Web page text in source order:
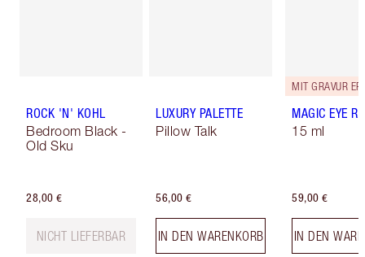
ROCK 'N' KOHL
Bedroom Black -
Old Sku
28,00 €
NICHT LIEFERBAR
LUXURY PALETTE
Pillow Talk
56,00 €
IN DEN WARENKORB
MAGIC EYE
15 ml
59,00 €
IN DEN